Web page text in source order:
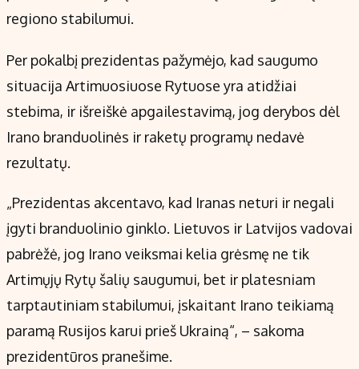
regiono stabilumui.
Per pokalbį prezidentas pažymėjo, kad saugumo
situacija Artimuosiuose Rytuose yra atidžiai
stebima, ir išreiškė apgailestavimą, jog derybos dėl
Irano branduolinės ir raketų programų nedavė
rezultatų.
„Prezidentas akcentavo, kad Iranas neturi ir negali
įgyti branduolinio ginklo. Lietuvos ir Latvijos vadovai
pabrėžė, jog Irano veiksmai kelia grėsmę ne tik
Artimųjų Rytų šalių saugumui, bet ir platesniam
tarptautiniam stabilumui, įskaitant Irano teikiamą
paramą Rusijos karui prieš Ukrainą“, – sakoma
prezidentūros pranešime.